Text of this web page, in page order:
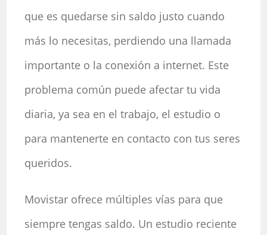
que es quedarse sin saldo justo cuando
más lo necesitas, perdiendo una llamada
importante o la conexión a internet. Este
problema común puede afectar tu vida
diaria, ya sea en el trabajo, el estudio o
para mantenerte en contacto con tus seres
queridos.
Movistar ofrece múltiples vías para que
siempre tengas saldo. Un estudio reciente